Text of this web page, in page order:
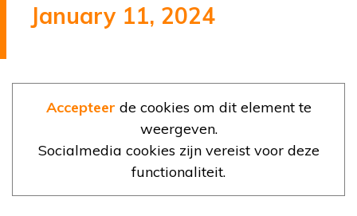
January 11, 2024
Accepteer de cookies om dit element te
weergeven.
Socialmedia cookies zijn vereist voor deze
functionaliteit.